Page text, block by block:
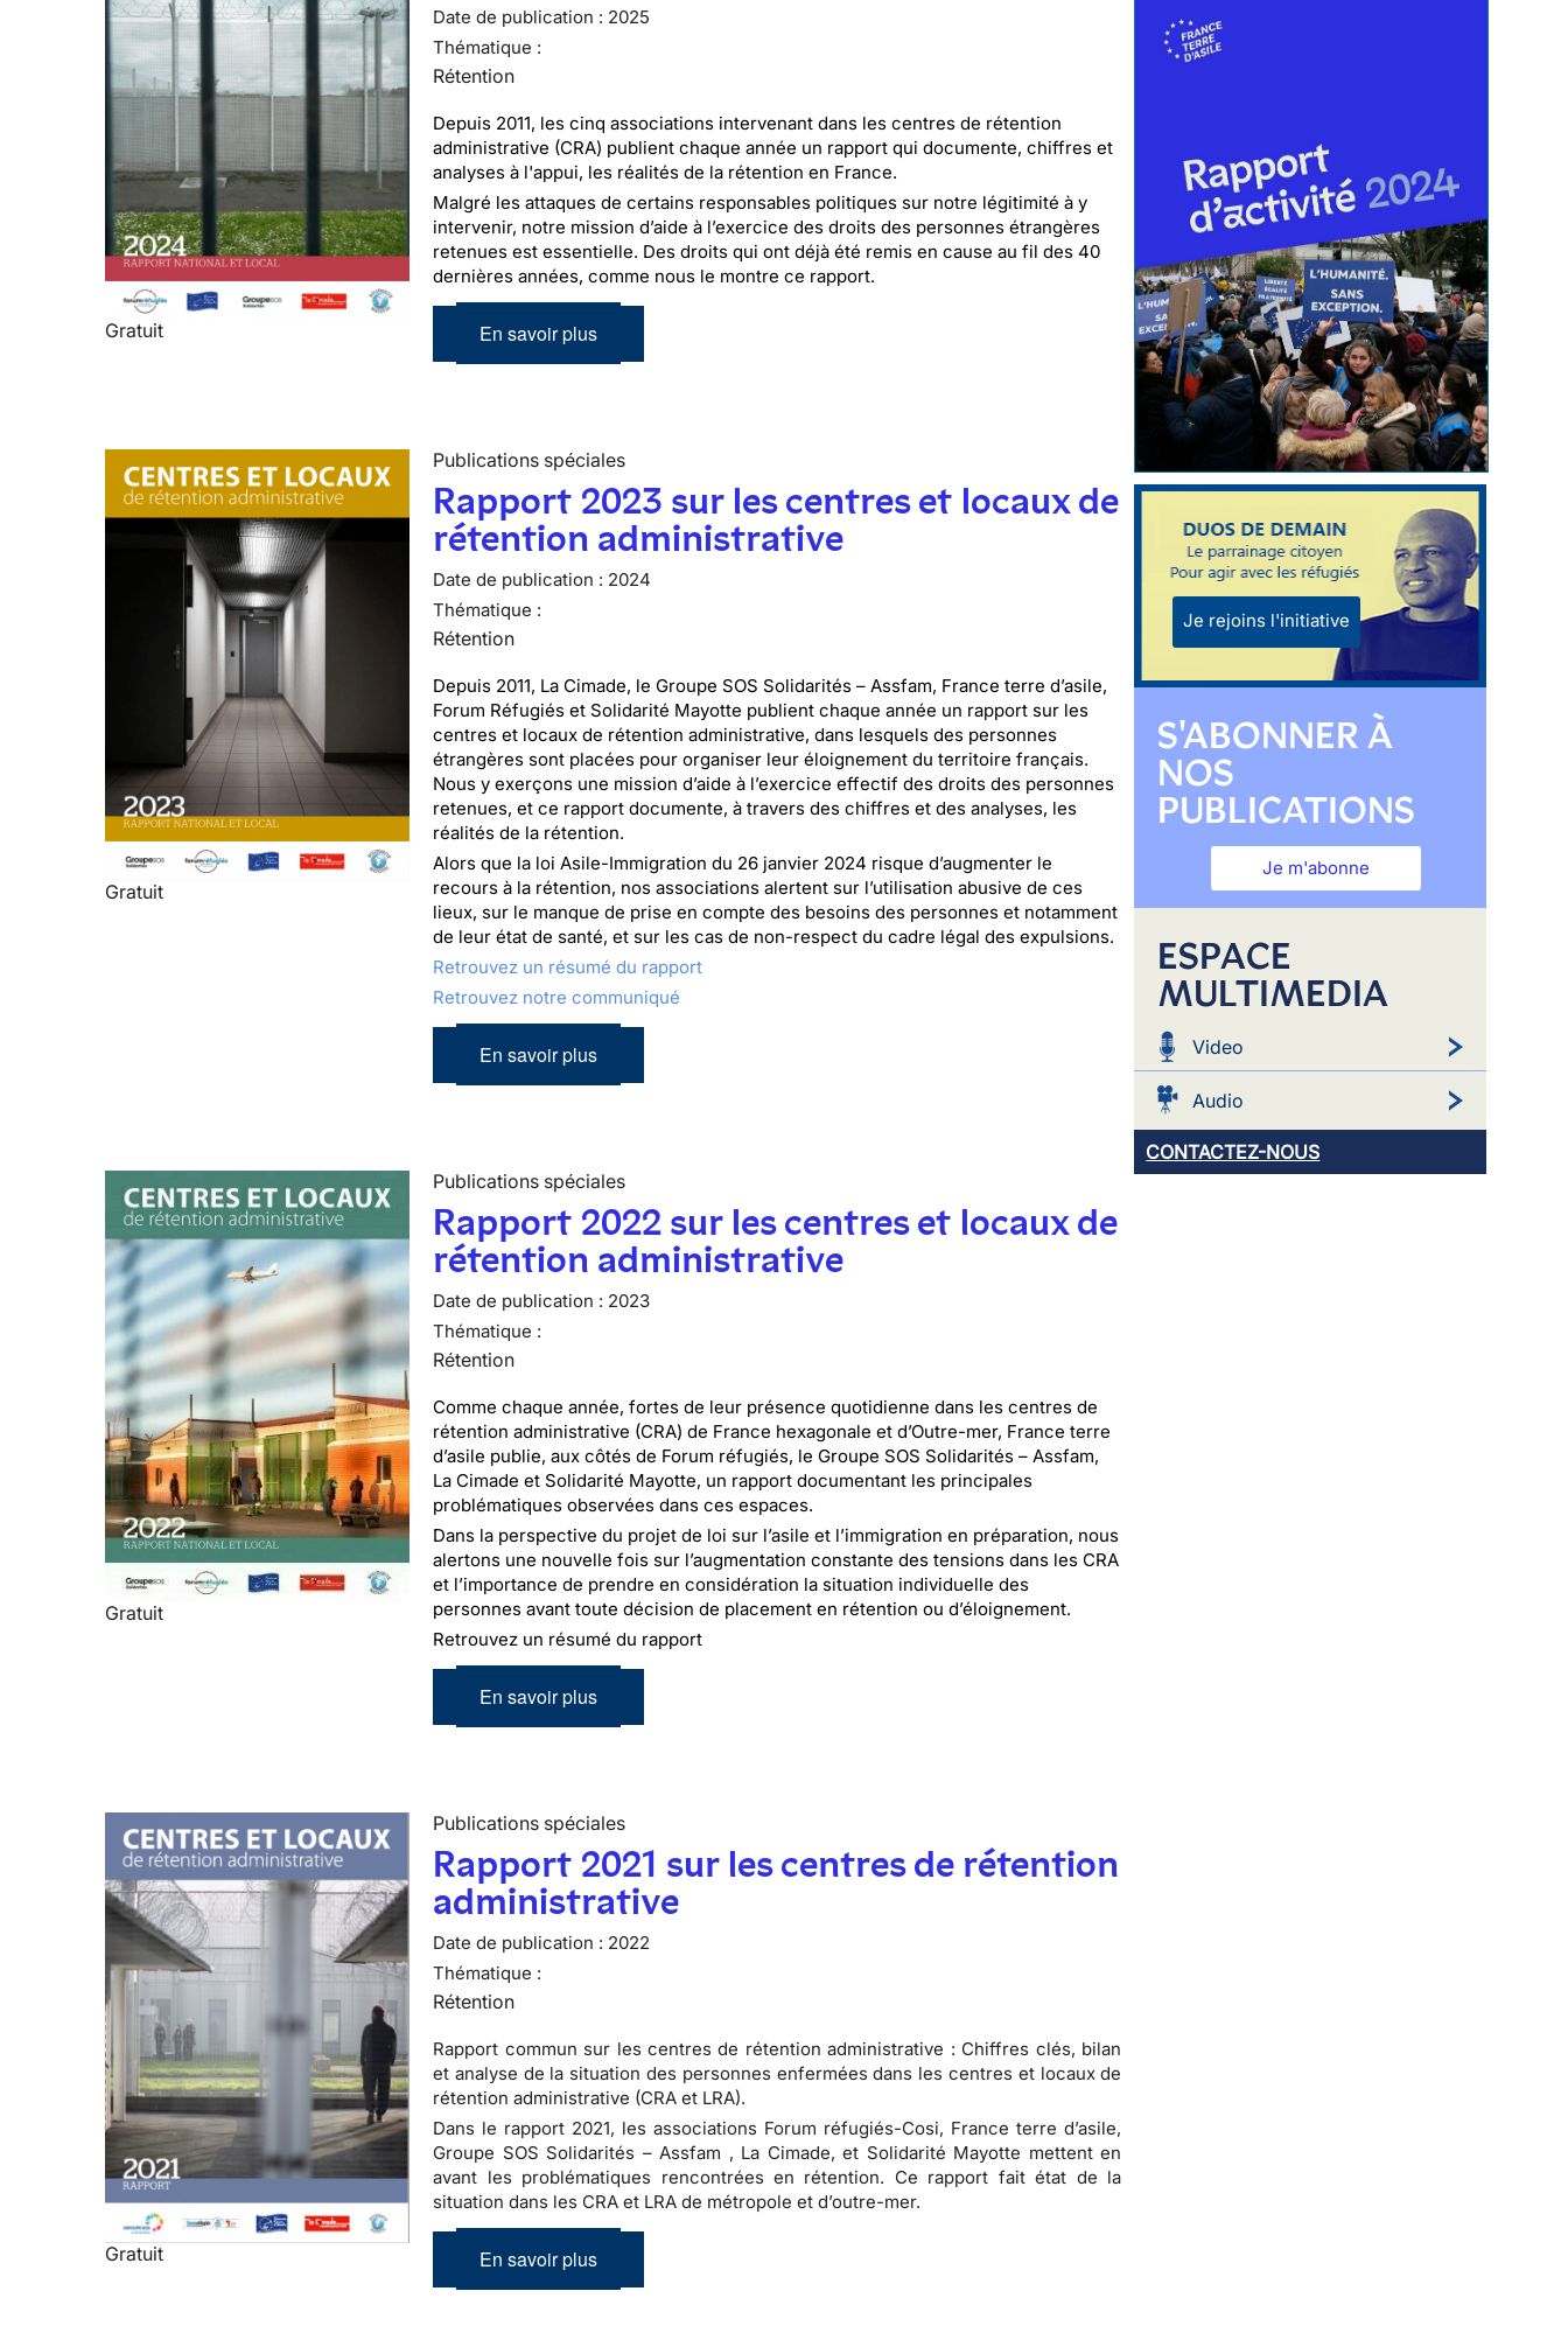
Gratuit
Date de publication : 2025
Thématique :
Rétention
Depuis 2011, les cinq associations intervenant dans les centres de rétention
administrative (CRA) publient chaque année un rapport qui documente, chiffres et
analyses à l'appui, les réalités de la rétention en France.
Malgré les attaques de certains responsables politiques sur notre légitimité à y
intervenir, notre mission d’aide à l’exercice des droits des personnes étrangères
retenues est essentielle. Des droits qui ont déjà été remis en cause au fil des 40
dernières années, comme nous le montre ce rapport.
En savoir plus
Gratuit
Publications spéciales
Rapport 2023 sur les centres et locaux de
rétention administrative
Date de publication : 2024
Thématique :
Rétention
Depuis 2011, La Cimade, le Groupe SOS Solidarités – Assfam, France terre d’asile,
Forum Réfugiés et Solidarité Mayotte publient chaque année un rapport sur les
centres et locaux de rétention administrative, dans lesquels des personnes
étrangères sont placées pour organiser leur éloignement du territoire français.
Nous y exerçons une mission d’aide à l’exercice effectif des droits des personnes
retenues, et ce rapport documente, à travers des chiffres et des analyses, les
réalités de la rétention.
Alors que la loi Asile-Immigration du 26 janvier 2024 risque d’augmenter le
recours à la rétention, nos associations alertent sur l’utilisation abusive de ces
lieux, sur le manque de prise en compte des besoins des personnes et notamment
de leur état de santé, et sur les cas de non-respect du cadre légal des expulsions.
Retrouvez un résumé du rapport
Retrouvez notre communiqué
En savoir plus
Gratuit
Publications spéciales
Rapport 2022 sur les centres et locaux de
rétention administrative
Date de publication : 2023
Thématique :
Rétention
Comme chaque année, fortes de leur présence quotidienne dans les centres de
rétention administrative (CRA) de France hexagonale et d’Outre-mer, France terre
d’asile publie, aux côtés de Forum réfugiés, le Groupe SOS Solidarités – Assfam,
La Cimade et Solidarité Mayotte, un rapport documentant les principales
problématiques observées dans ces espaces.
Dans la perspective du projet de loi sur l’asile et l’immigration en préparation, nous
alertons une nouvelle fois sur l’augmentation constante des tensions dans les CRA
et l’importance de prendre en considération la situation individuelle des
personnes avant toute décision de placement en rétention ou d’éloignement.
Retrouvez un résumé du rapport
En savoir plus
Gratuit
Publications spéciales
Rapport 2021 sur les centres de rétention
administrative
Date de publication : 2022
Thématique :
Rétention
Rapport commun sur les centres de rétention administrative : Chiffres clés, bilan
et analyse de la situation des personnes enfermées dans les centres et locaux de
rétention administrative (CRA et LRA).
Dans le rapport 2021, les associations Forum réfugiés-Cosi, France terre d’asile,
Groupe SOS Solidarités – Assfam , La Cimade, et Solidarité Mayotte mettent en
avant les problématiques rencontrées en rétention. Ce rapport fait état de la
situation dans les CRA et LRA de métropole et d’outre-mer.
En savoir plus
Je rejoins l'initiative
S'ABONNER À
NOS
PUBLICATIONS
Je m'abonne
ESPACE
MULTIMEDIA
Video
Audio
CONTACTEZ-NOUS